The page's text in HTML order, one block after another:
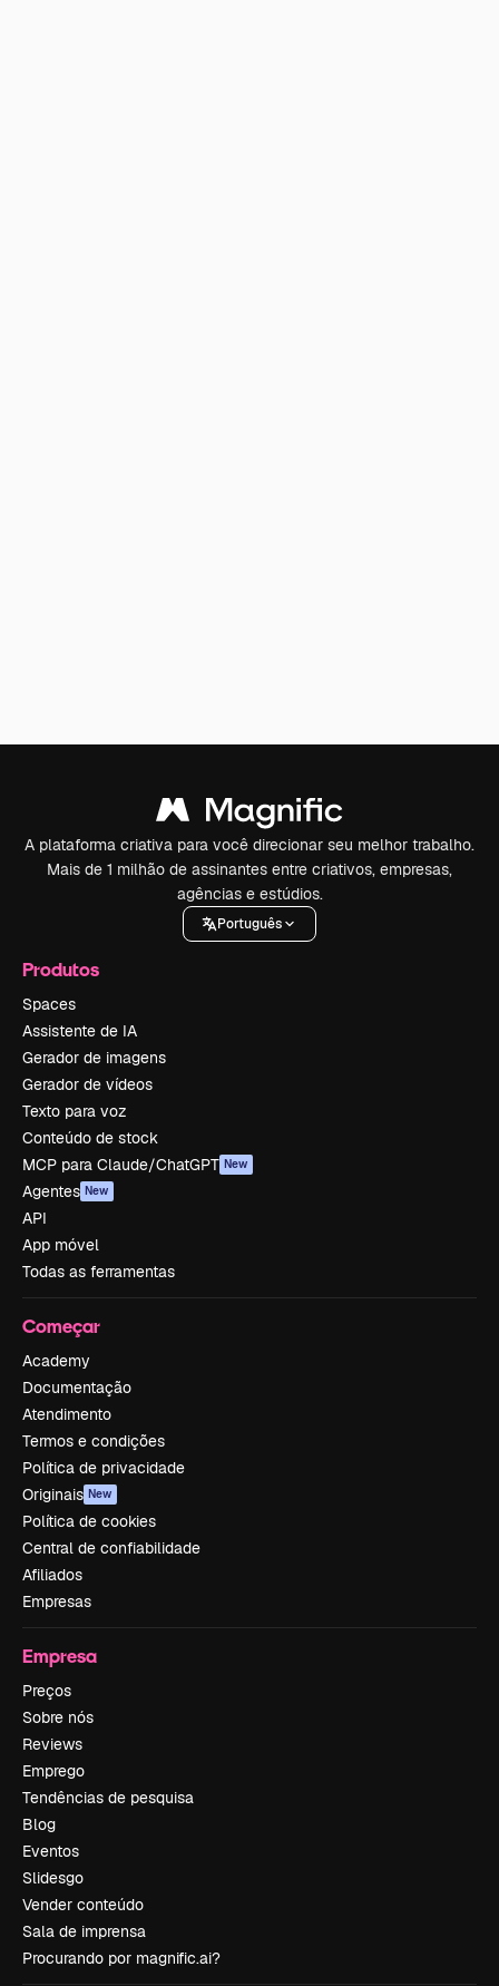
A plataforma criativa para você direcionar seu melhor trabalho.
Mais de 1 milhão de assinantes entre criativos, empresas,
agências e estúdios.
Português
Produtos
Spaces
Assistente de IA
Gerador de imagens
Gerador de vídeos
Texto para voz
Conteúdo de stock
MCP para Claude/ChatGPT New
Agentes New
API
App móvel
Todas as ferramentas
Começar
Academy
Documentação
Atendimento
Termos e condições
Política de privacidade
Originais New
Política de cookies
Central de confiabilidade
Afiliados
Empresas
Empresa
Preços
Sobre nós
Reviews
Emprego
Tendências de pesquisa
Blog
Eventos
Slidesgo
Vender conteúdo
Sala de imprensa
Procurando por magnific.ai?